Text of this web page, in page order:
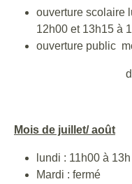
ouverture scolaire
12h00 et 13h15 à
ouverture public
dimanche
Mois de juillet/ août
lundi : 11h00 à
Mardi : fermé